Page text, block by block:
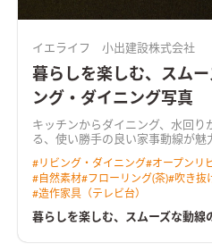
イエライフ 小出建設株式会社
暮らしを楽しむ、スム
ング・ダイニング写真
キッチンからダイニング、水回り
る、使い勝手の良い家事動線が魅
地よい空間。 奥行きのあるウッド
が広がります。 リビングに隣り合う和室はＬＤＫと一体で使え
る開放的なスペース。 無垢の床や
りと納めた木製の造作家具など、
いだ雰囲気をつくっています。 ＨEAT20 Ｇ2以上の断熱性能を
#リビング・ダイニング#オープンリ
#自然素材#フローリング(茶)#吹き抜
#造作家具（テレビ台）
暮らしを楽しむ、スムーズな動線